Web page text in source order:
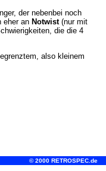
der nebenbei noch
eher an Notwist(nur mit
die die 4
also kleinem
© 2000 RETROSPEC.de